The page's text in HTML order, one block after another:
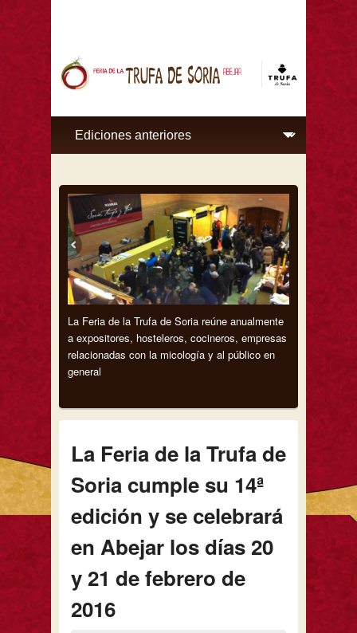
La Feria de la Trufa de Soria reúne anualmente
a expositores, hosteleros, cocineros, empresas
relacionadas con la micología y al público en
general
La Feria de la Trufa de
Soria cumple su 14ª
edición y se celebrará
en Abejar los días 20
y 21 de febrero de
2016